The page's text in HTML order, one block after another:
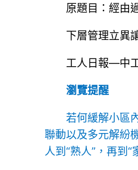
原題目：經由
下層管理立異
工人日報—中
瀏覽提醒
若何緩解小區
聯動以及多元解紛
人到“熟人”，再到“